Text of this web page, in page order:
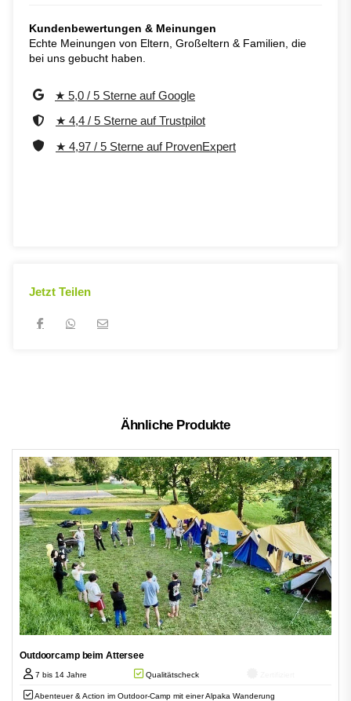
Kundenbewertungen & Meinungen
Echte Meinungen von Eltern, Großeltern & Familien, die
bei uns gebucht haben.
★ 5,0 / 5 Sterne auf Google
★ 4,4 / 5 Sterne auf Trustpilot
★ 4,97 / 5 Sterne auf ProvenExpert
Jetzt Teilen
Ähnliche Produkte
Outdoorcamp beim Attersee
7 bis 14 Jahre Qualitätscheck
Abenteuer & Action im Outdoor-Camp mit einer Alpaka Wanderung